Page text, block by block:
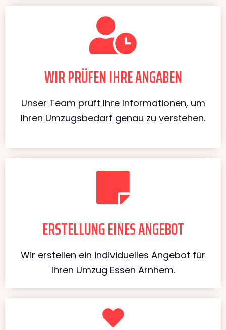
WIR PRÜFEN IHRE ANGABEN
Unser Team prüft Ihre Informationen, um
Ihren Umzugsbedarf genau zu verstehen.
ERSTELLUNG EINES ANGEBOT
Wir erstellen ein individuelles Angebot für
Ihren Umzug Essen Arnhem.